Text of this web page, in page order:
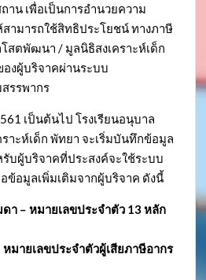
าน เพื่อเป็นการอำนวยความ
สามารถใช้สิทธิประโยชน์ ทางภาษี
สตพัฒนา / มูลนิธิสงเคราะห์เด็ก
งผู้บริจาคผ่านระบบ
รรพากร
เป็นต้นไป โรงเรียนอนุบาล
าะห์เด็ก พัทยา จะเริ่มบันทึกข้อมูล
บผู้บริจาคที่ประสงค์จะใช้ระบบ
ข้อมูลเพิ่มเติมจากผู้บริจาค ดังนี้
า – หมายเลขประจำตัว 13 หลัก
มายเลขประจำตัวผู้เสียภาษีอากร